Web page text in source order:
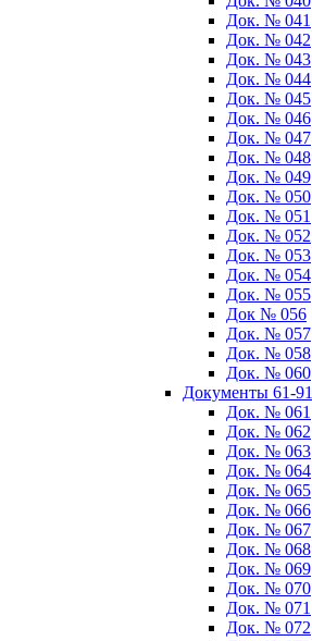
Док. № 041
Док. № 042
Док. № 043
Док. № 044
Док. № 045
Док. № 046
Док. № 047
Док. № 048
Док. № 049
Док. № 050
Док. № 051
Док. № 052
Док. № 053
Док. № 054
Док. № 055
Док № 056
Док. № 057
Док. № 058
Док. № 060
Документы 61-91
Док. № 061
Док. № 062
Док. № 063
Док. № 064
Док. № 065
Док. № 066
Док. № 067
Док. № 068
Док. № 069
Док. № 070
Док. № 071
Док. № 072